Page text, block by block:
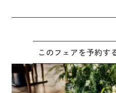
このフェアを予約す